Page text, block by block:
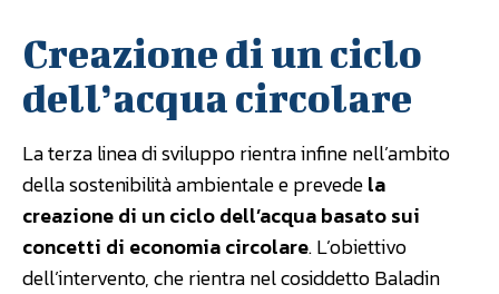
Creazione di un ciclo
dell’acqua circolare
La terza linea di sviluppo rientra infine nell’ambito
della sostenibilità ambientale e prevedela
creazione di un ciclo dell’acqua basato sui
concetti di economia circolare. L’obiettivo
dell’intervento, che rientra nel cosiddetto Baladin